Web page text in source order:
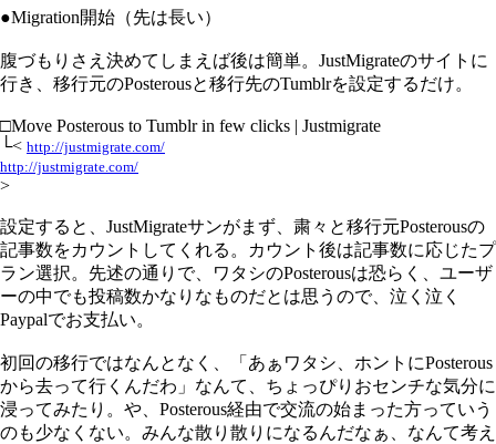
●Migration開始（先は長い）
腹づもりさえ決めてしまえば後は簡単。JustMigrateのサイトに
行き、移行元のPosterousと移行先のTumblrを設定するだけ。
□Move Posterous to Tumblr in few clicks | Justmigrate
└< http://justmigrate.com/
http://justmigrate.com/
>
設定すると、JustMigrateサンがまず、粛々と移行元Posterousの
記事数をカウントしてくれる。カウント後は記事数に応じたプ
ラン選択。先述の通りで、ワタシのPosterousは恐らく、ユーザ
ーの中でも投稿数かなりなものだとは思うので、泣く泣く
Paypalでお支払い。
初回の移行ではなんとなく、「あぁワタシ、ホントにPosterous
から去って行くんだわ」なんて、ちょっぴりおセンチな気分に
浸ってみたり。や、Posterous経由で交流の始まった方っていう
のも少なくない。みんな散り散りになるんだなぁ、なんて考え